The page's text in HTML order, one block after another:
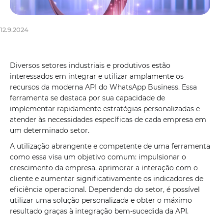
12.9.2024
Diversos setores industriais e produtivos estão
interessados ​​em integrar e utilizar amplamente os
recursos da moderna API do WhatsApp Business. Essa
ferramenta se destaca por sua capacidade de
implementar rapidamente estratégias personalizadas e
atender às necessidades específicas de cada empresa em
um determinado setor.
A utilização abrangente e competente de uma ferramenta
como essa visa um objetivo comum: impulsionar o
crescimento da empresa, aprimorar a interação com o
cliente e aumentar significativamente os indicadores de
eficiência operacional. Dependendo do setor, é possível
utilizar uma solução personalizada e obter o máximo
resultado graças à integração bem-sucedida da API.